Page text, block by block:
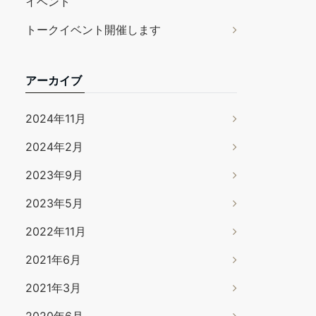
トークイベント開催します
アーカイブ
2024年11月
2024年2月
2023年9月
2023年5月
2022年11月
2021年6月
2021年3月